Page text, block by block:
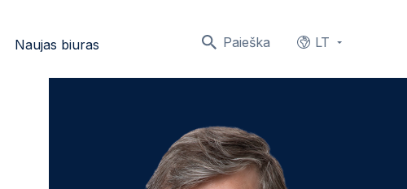
Paieška LT
Naujas biuras